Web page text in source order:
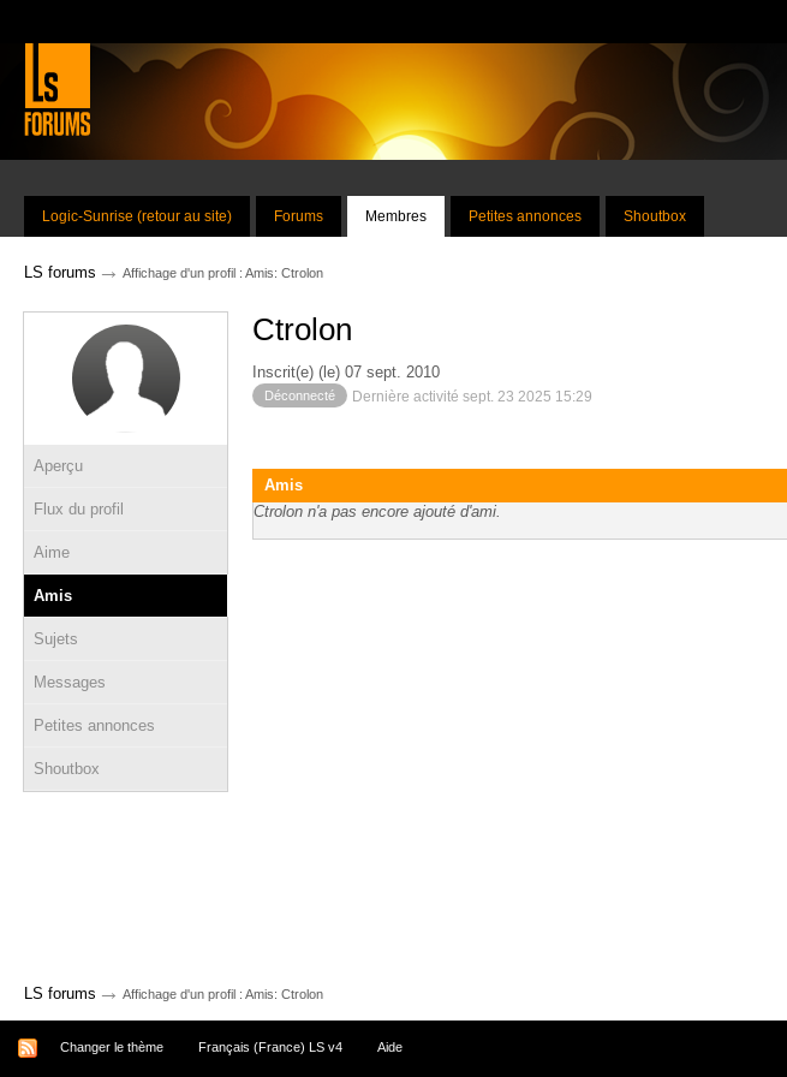
Logic-Sunrise (retour au site) Forums Membres Petites annonces Shoutbox
LS forums → Affichage d'un profil : Amis: Ctrolon
Aperçu
Flux du profil
Aime
Amis
Sujets
Messages
Petites annonces
Shoutbox
Ctrolon
Inscrit(e) (le) 07 sept. 2010
Déconnecté Dernière activité sept. 23 2025 15:29
Amis
Ctrolon n'a pas encore ajouté d'ami.
LS forums → Affichage d'un profil : Amis: Ctrolon
Changer le thème Français (France) LS v4 Aide